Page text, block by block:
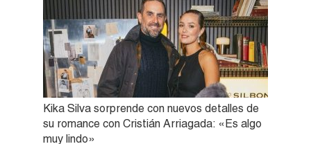
Kika Silva sorprende con nuevos detalles de
su romance con Cristián Arriagada: «Es algo
muy lindo»